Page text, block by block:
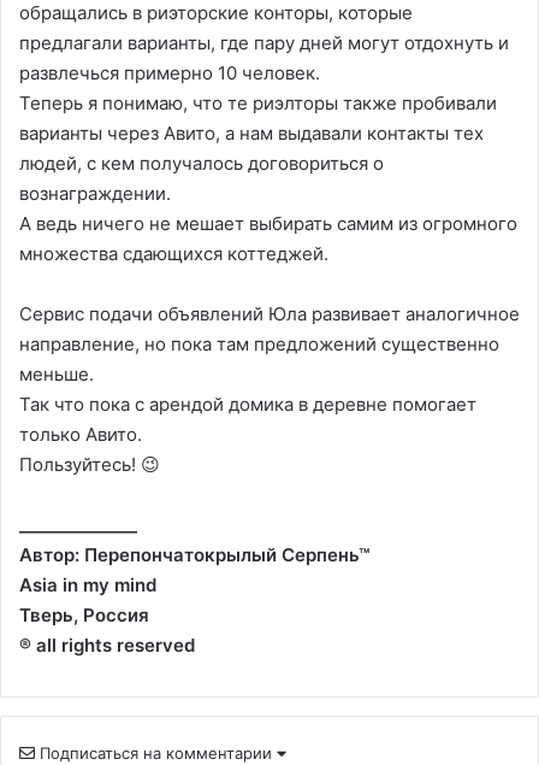
обращались в риэторские конторы, которые
предлагали варианты, где пару дней могут отдохнуть и
развлечься примерно 10 человек.
Теперь я понимаю, что те риэлторы также пробивали
варианты через Авито, а нам выдавали контакты тех
людей, с кем получалось договориться о
вознаграждении.
А ведь ничего не мешает выбирать самим из огромного
множества сдающихся коттеджей.
Сервис подачи объявлений Юла развивает аналогичное
направление, но пока там предложений существенно
меньше.
Так что пока с арендой домика в деревне помогает
только Авито.
Пользуйтесь! 😉
Автор: Перепончатокрылый Серпень™
Asia in my mind
Тверь, Россия
® all rights reserved
Подписаться на комментарии